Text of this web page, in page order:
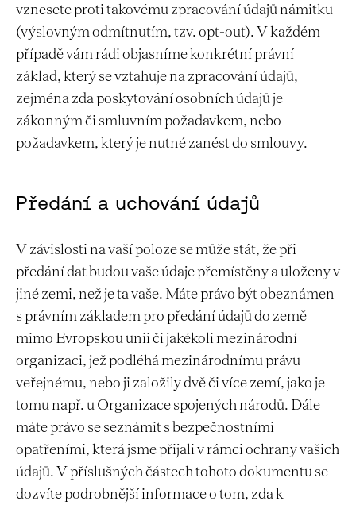
vznesete proti takovému zpracování údajů námitku
(výslovným odmítnutím, tzv. opt-out). V každém
případě vám rádi objasníme konkrétní právní
základ, který se vztahuje na zpracování údajů,
zejména zda poskytování osobních údajů je
zákonným či smluvním požadavkem, nebo
požadavkem, který je nutné zanést do smlouvy.
Předání a uchování údajů
V závislosti na vaší poloze se může stát, že při
předání dat budou vaše údaje přemístěny a uloženy v
jiné zemi, než je ta vaše. Máte právo být obeznámen
s právním základem pro předání údajů do země
mimo Evropskou unii či jakékoli mezinárodní
organizaci, jež podléhá mezinárodnímu právu
veřejnému, nebo ji založily dvě či více zemí, jako je
tomu např. u Organizace spojených národů. Dále
máte právo se seznámit s bezpečnostními
opatřeními, která jsme přijali v rámci ochrany vašich
údajů. V příslušných částech tohoto dokumentu se
dozvíte podrobnější informace o tom, zda k